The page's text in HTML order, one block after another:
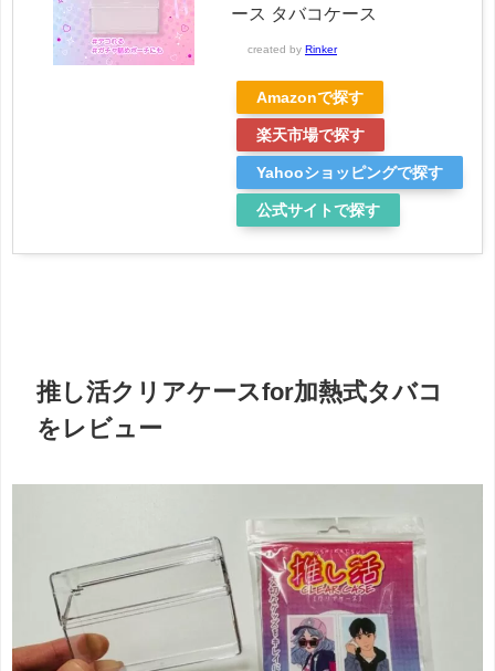
ース タバコケース
created by Rinker
Amazonで探す
楽天市場で探す
Yahooショッピングで探す
公式サイトで探す
推し活クリアケースfor加熱式タバコ
をレビュー